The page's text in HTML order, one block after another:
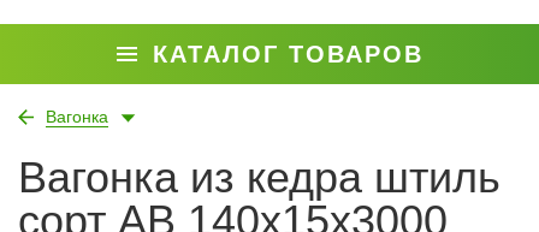
КАТАЛОГ ТОВАРОВ
Вагонка
Вагонка из кедра штиль
сорт АВ 140x15x3000